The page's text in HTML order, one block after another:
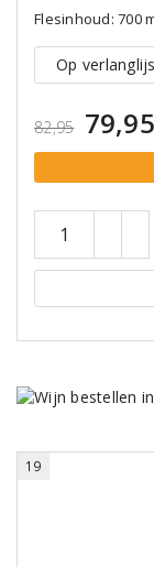
Flesinhoud: 700
Op
82,95 79,95
19